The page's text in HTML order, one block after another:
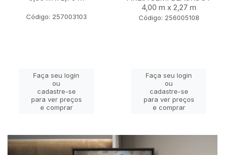
Código: 257003103
Faça seu login
ou
cadastre-se
para ver preços
e comprar
4,00 m x 2,27 m
Código: 256005108
Faça seu login
ou
cadastre-se
para ver preços
e comprar